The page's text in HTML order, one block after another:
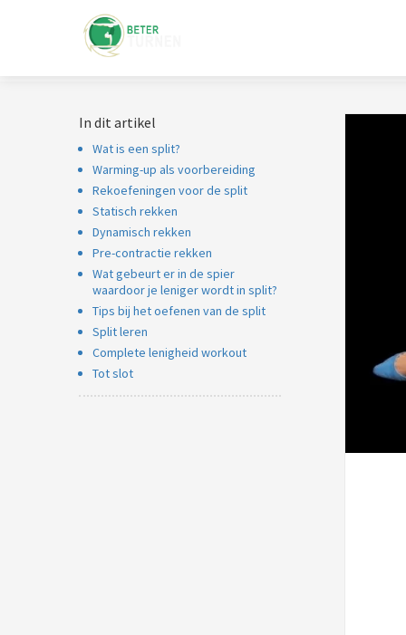
In dit artikel
Wat is een split?
Warming-up als voorbereiding
Rekoefeningen voor de split
Statisch rekken
Dynamisch rekken
Pre-contractie rekken
Wat gebeurt er in de spier
waardoor je leniger wordt in split?
Tips bij het oefenen van de split
Split leren
Complete lenigheid workout
Tot slot